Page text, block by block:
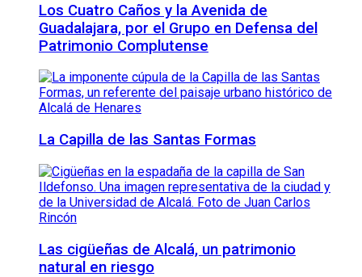
Los Cuatro Caños y la Avenida de
Guadalajara, por el Grupo en Defensa del
Patrimonio Complutense
La Capilla de las Santas Formas
Las cigüeñas de Alcalá, un patrimonio
natural en riesgo